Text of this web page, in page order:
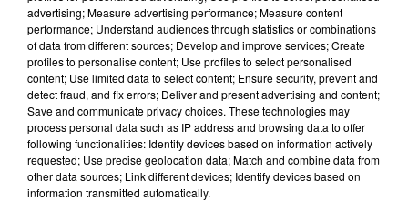
advertising; Measure advertising performance; Measure content
performance; Understand audiences through statistics or combinations
of data from different sources; Develop and improve services; Create
profiles to personalise content; Use profiles to select personalised
content; Use limited data to select content; Ensure security, prevent and
detect fraud, and fix errors; Deliver and present advertising and content;
Save and communicate privacy choices. These technologies may
process personal data such as IP address and browsing data to offer
following functionalities: Identify devices based on information actively
requested; Use precise geolocation data; Match and combine data from
other data sources; Link different devices; Identify devices based on
information transmitted automatically.